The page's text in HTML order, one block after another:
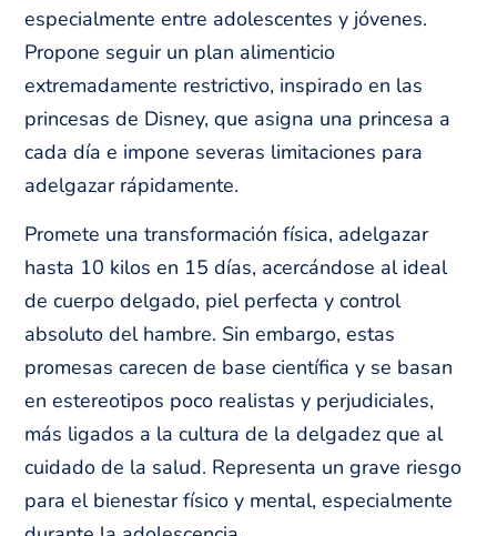
especialmente entre adolescentes y jóvenes.
Propone seguir un plan alimenticio
extremadamente restrictivo, inspirado en las
princesas de Disney, que asigna una princesa a
cada día e impone severas limitaciones para
adelgazar rápidamente.
Promete una transformación física, adelgazar
hasta 10 kilos en 15 días, acercándose al ideal
de cuerpo delgado, piel perfecta y control
absoluto del hambre. Sin embargo, estas
promesas carecen de base científica y se basan
en estereotipos poco realistas y perjudiciales,
más ligados a la cultura de la delgadez que al
cuidado de la salud. Representa un grave riesgo
para el bienestar físico y mental, especialmente